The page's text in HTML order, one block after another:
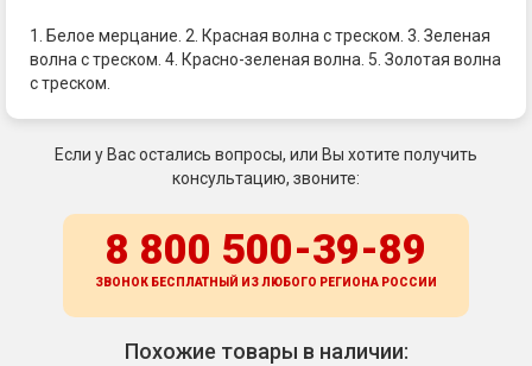
1. Белое мерцание. 2. Красная волна с треском. 3. Зеленая
волна с треском. 4. Красно-зеленая волна. 5. Золотая волна
с треском.
Если у Вас остались вопросы, или Вы хотите получить
консультацию, звоните:
8 800 500-39-89
ЗВОНОК БЕСПЛАТНЫЙ ИЗ ЛЮБОГО РЕГИОНА РОССИИ
Похожие товары в наличии: